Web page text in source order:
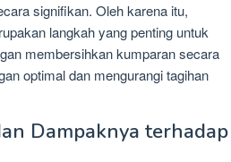
signifikan. Oleh karena itu,
langkah yang penting untuk
membersihkan kumparan secara
optimal dan mengurangi tagihan
Dampaknya terhadap